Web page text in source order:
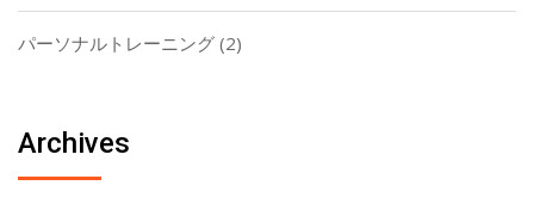
パーソナルトレーニング (2)
Archives